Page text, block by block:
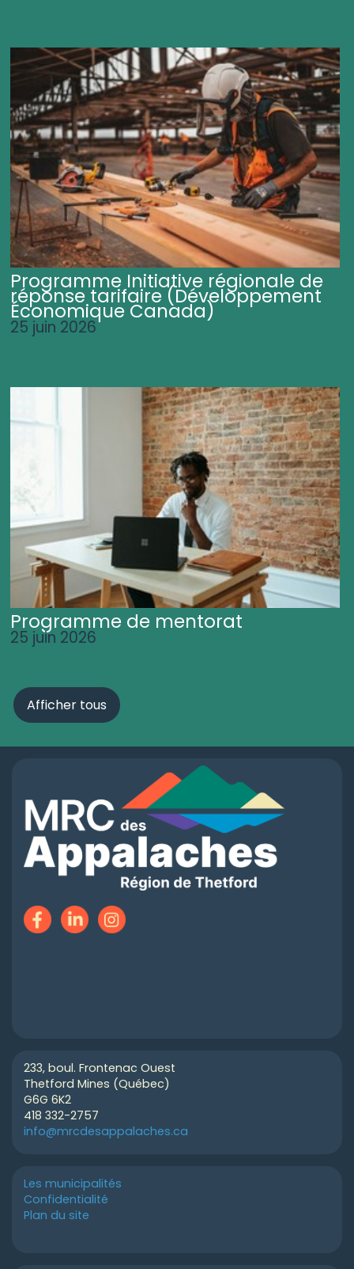
Programme Initiative régionale de
réponse tarifaire (Développement
Économique Canada)
25 juin 2026
Programme de mentorat
25 juin 2026
Afficher tous
233, boul. Frontenac Ouest
Thetford Mines (Québec)
G6G 6K2
418 332-2757
info@mrcdesappalaches.ca
Les municipalités
Confidentialité
Plan du site